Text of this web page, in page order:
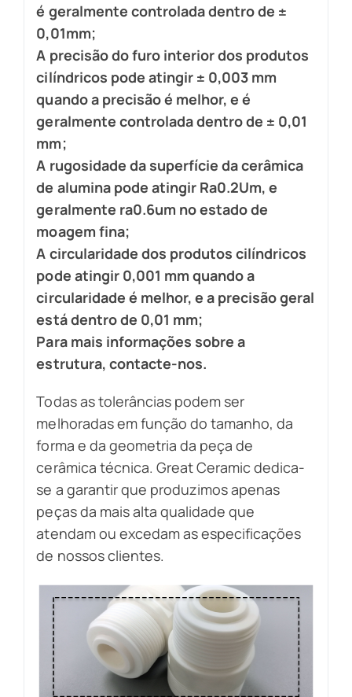
é geralmente controlada dentro de ±
0,01mm;
A precisão do furo interior dos produtos
cilíndricos pode atingir ± 0,003 mm
quando a precisão é melhor, e é
geralmente controlada dentro de ± 0,01
mm;
A rugosidade da superfície da cerâmica
de alumina pode atingir Ra0.2Um, e
geralmente ra0.6um no estado de
moagem fina;
A circularidade dos produtos cilíndricos
pode atingir 0,001 mm quando a
circularidade é melhor, e a precisão geral
está dentro de 0,01 mm;
Para mais informações sobre a
estrutura, contacte-nos.
Todas as tolerâncias podem ser
melhoradas em função do tamanho, da
forma e da geometria da peça de
cerâmica técnica. Great Ceramic dedica-
se a garantir que produzimos apenas
peças da mais alta qualidade que
atendam ou excedam as especificações
de nossos clientes.